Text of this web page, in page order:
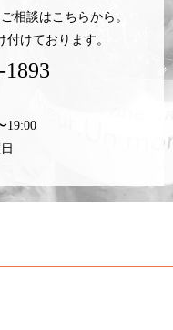
相談はこちらから。
けております。
1893
19:00